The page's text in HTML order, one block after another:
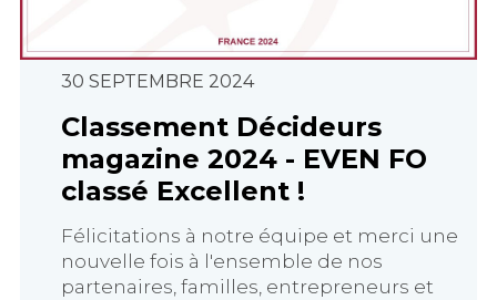
30 SEPTEMBRE 2024
Classement Décideurs
magazine 2024 - EVEN FO
classé Excellent !
Félicitations à notre équipe et merci une
nouvelle fois à l'ensemble de nos
partenaires, familles, entrepreneurs et